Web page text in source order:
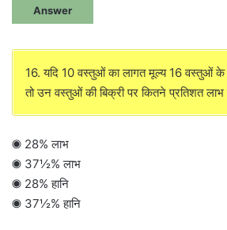
Answer
16. यदि 10 वस्तुओं का लागत मूल्य 16 वस्तुओं के
तो उन वस्तुओं की बिक्री पर कितने प्रतिशत लाभ
◉ 28% लाभ
◉ 37½% लाभ
◉ 28% हानि
◉ 37½% हानि